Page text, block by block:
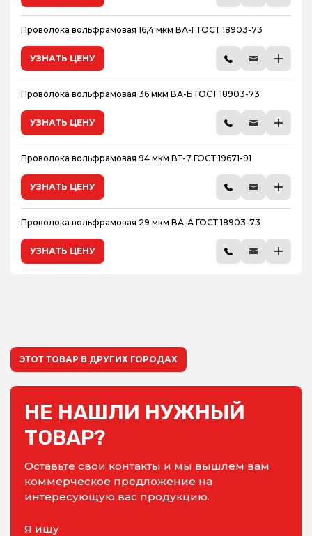
Проволока вольфрамовая 16,4 мкм ВА-Г ГОСТ 18903-73
УЗНАТЬ ЦЕНУ
Проволока вольфрамовая 36 мкм ВА-Б ГОСТ 18903-73
УЗНАТЬ ЦЕНУ
Проволока вольфрамовая 94 мкм ВТ-7 ГОСТ 19671-91
УЗНАТЬ ЦЕНУ
Проволока вольфрамовая 29 мкм ВА-А ГОСТ 18903-73
УЗНАТЬ ЦЕНУ
ЭТОТ ТОВАР В ДРУГИХ ГОРОДАХ
НЕ НАШЛИ НУЖНЫЙ
ТОВАР?
Оставьте свои контакты и мы вышлем вам
коммерческое предложение на
интересующую вас продукцию.
Я ищу